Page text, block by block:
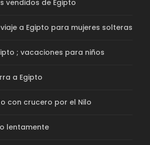
vendidos de Egipto
a Egipto para mujeres solteras
; vacaciones para niños
a Egipto
con crucero por el Nilo
lentamente